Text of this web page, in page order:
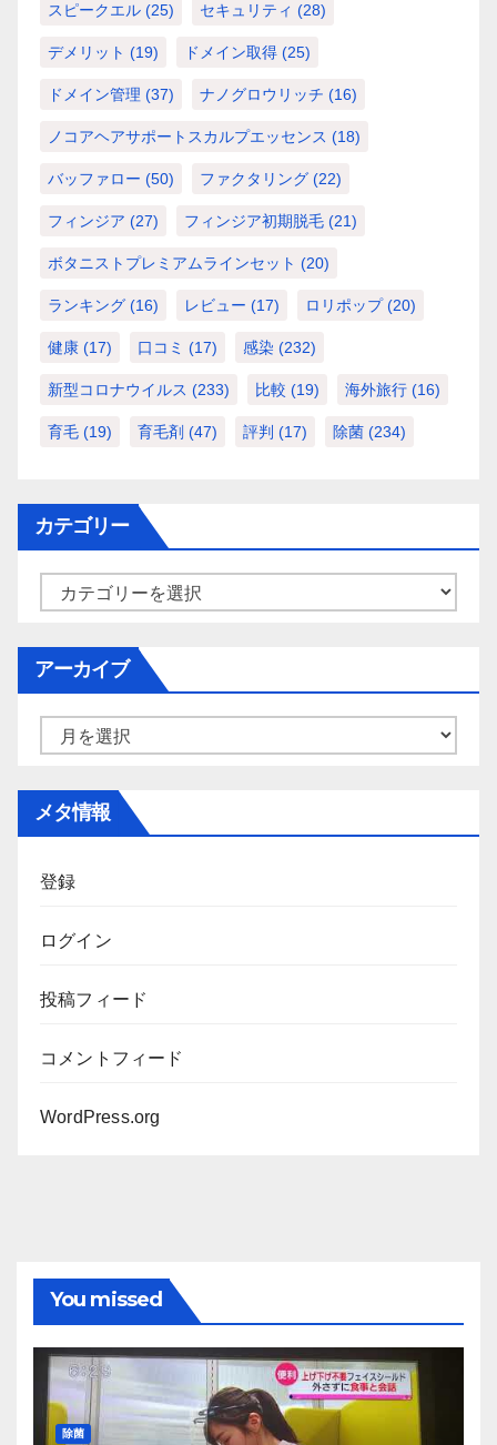
スピークエル (25) セキュリティ (28)
デメリット (19) ドメイン取得 (25)
ドメイン管理 (37) ナノグロウリッチ (16)
ノコアヘアサポートスカルプエッセンス (18)
バッファロー (50) ファクタリング (22)
フィンジア (27) フィンジア初期脱毛 (21)
ボタニストプレミアムラインセット (20)
ランキング (16) レビュー (17) ロリポップ(20)
健康 (17) 口コミ (17) 感染 (232)
新型コロナウイルス (233) 比較 (19) 海外旅行 (16)
育毛 (19) 育毛剤 (47) 評判 (17) 除菌 (234)
カテゴリー
ー
アーカイブ
メタ情報
登録
ログイン
投稿フィード
コメントフィード
WordPress.org
You missed
除菌